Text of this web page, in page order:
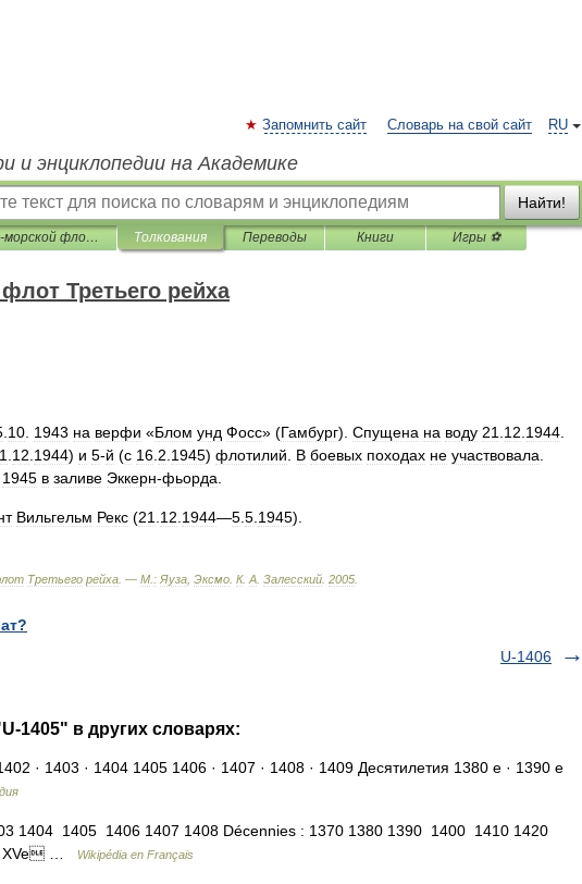
RU
Запомнить сайт Словарь на свой сайт
и энциклопедии на Академике
Найти!
Военно-морской флот Третьего рейха Толкования Переводы Книги Игры ⚽
Третьего рейха
10 1943 на верфи «Блом унд Фосс» (Гамбург). Спущена на воду 21 12 1944
12 1944) и 5-й (с 16 2 1945) флотилий В боевых походах не участвовала
1945 в заливе Эккерн-фьорда
Вильгельм Рекс (21 12 1944—5 5 1945).
Третьего рейха . — М : Яуза Эксмо К. А Залесский 2005
U-1406
1405" в других словарях:
· 1403 · 1404 1405 1406 · 1407 · 1408 · 1409 Десятилетия 1380 е · 1390 е
1404 1405 1406 1407 1408 Décennies : 1370 1380 1390 1400 1410 1420
XVe …
Wikipédia en Français